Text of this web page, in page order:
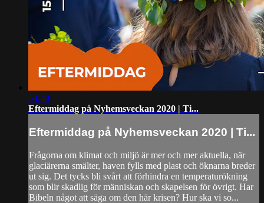
54:48
Eftermiddag på Nyhemsveckan 2020 | Ti...
Eftermiddag på Nyhemsveckan 2020 | Ti...
Frågorna om klimat och miljö är mer och mer aktuella, när
glaciärerna smälter, haven fylls med plast och öknarna breder
ut sig. Det tycks bli svårt att förhindra en temperaturökning
som blir skadlig för människan och skapelsen för övrigt. Har
Bibeln något att säga om den här krisen? Hur ska vi so...